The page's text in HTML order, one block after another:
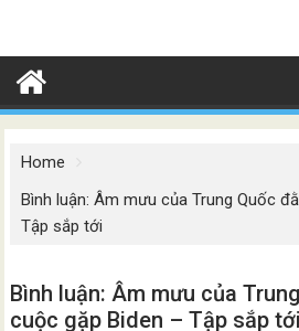
Home
Bình luận: Âm mưu của Trung Quốc
Tập sắp tới
Bình luận: Âm mưu của
cuộc gặp Biden – Tập sắp tới